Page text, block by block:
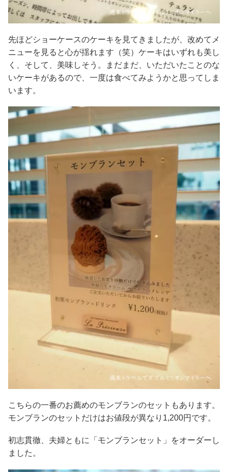
先ほどショーケースのケーキを見てきましたが、改めてメ
ニューを見ると心が揺れます（笑）ケーキはいずれも美し
く、そして、美味しそう。まだまだ、いただいたことのな
いケーキがあるので、一度は食べてみようかと思ってしま
います。
こちらの一番のお薦めのモンブランのセットもあります。
モンブランのセットだけはお値段が異なり1,200円です。
初志貫徹、夫婦ともに「モンブランセット」をオーダーし
ました。